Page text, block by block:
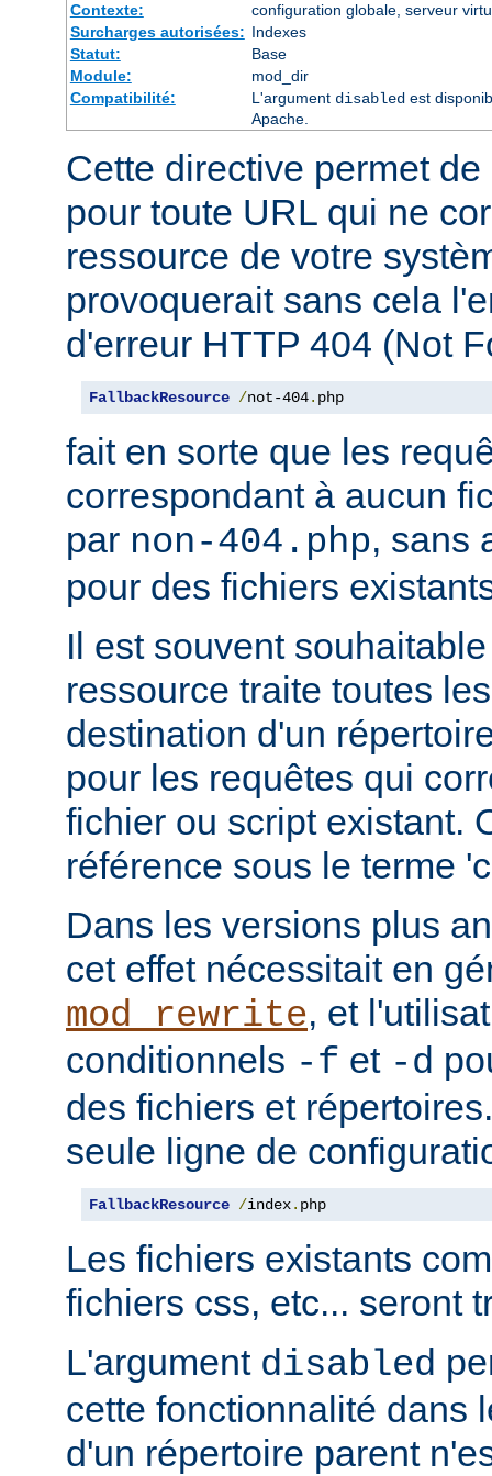
Contexte:
configuration globale, serveur
Surcharges autorisées: Indexes
Statut:
Base
Module:
mod_dir
Compatibilité:
L'argument disabledest
Apache.
Cette directive permet
pour toute URL qui ne
ressource de votre
provoquerait sans cela
d'erreur HTTP 404 (Not
FallbackResource /not-404. php
fait en sorte que les
correspondant à aucun
par non-404.php, sans
pour des fichiers
Il est souvent
ressource traite toutes
destination d'un
pour les requêtes qui
fichier ou script existant.
référence sous le terme
Dans les versions plus
cet effet nécessitait en
mod_rewrite, et
conditionnels -f et -d
des fichiers et
seule ligne de
FallbackResource /index. php
Les fichiers existants
fichiers css, etc... seront
L'argument disabled
cette fonctionnalité dans
d'un répertoire parent